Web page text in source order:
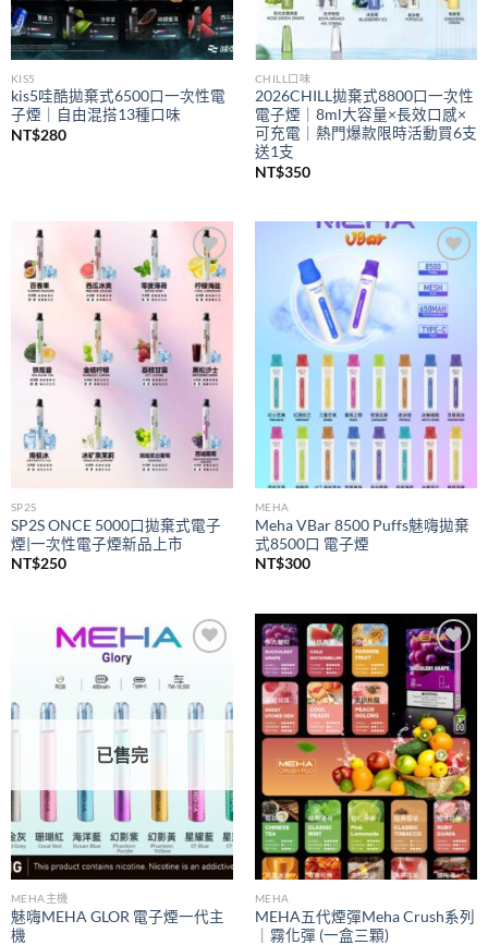
KIS5
kis5哇酷拋棄式6500口一次性電
子煙｜自由混搭13種口味
NT$280
CHILL口味
2026CHILL拋棄式8800口一次性
電子煙｜8ml大容量×長效口感×
可充電｜熱門爆款限時活動買6支
送1支
NT$350
Add to
wishlist
SP2S
SP2S ONCE 5000口拋棄式電子
煙|一次性電子煙新品上市
NT$250
Add to
wishlist
MEHA
Meha VBar 8500 Puffs魅嗨拋棄
式8500口 電子煙
NT$300
wishlist
已售完
MEHA主機
魅嗨MEHA GLOR 電子煙一代主
機
Add to
wishlist
MEHA
MEHA五代煙彈Meha Crush系列
｜霧化彈 (一盒三顆)